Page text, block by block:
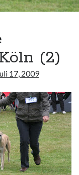
(2)
17, 2009